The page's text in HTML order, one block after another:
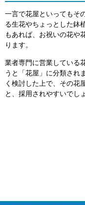
一言で花屋といってもそ
る生花やちょっとした鉢
もあれば、お祝いの花や
ります。
業者専門に営業している
うと「花屋」に分類され
く検討した上で、その花
と、採用されやすいでし